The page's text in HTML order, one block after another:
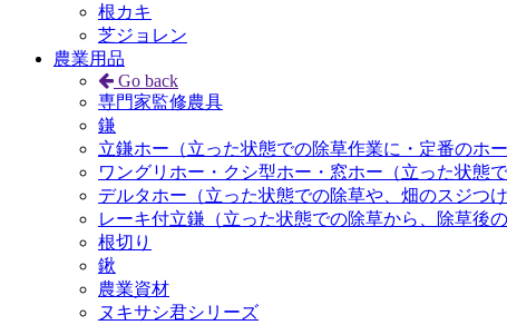
根カキ
芝ジョレン
農業用品
Go back
専門家監修農具
鎌
立鎌ホー（立った状態での除草作業に・定番のホー
ワングリホー・クシ型ホー・窓ホー（立った状態
デルタホー（立った状態での除草や、畑のスジつけ
レーキ付立鎌（立った状態での除草から、除草後
根切り
鍬
農業資材
ヌキサシ君シリーズ